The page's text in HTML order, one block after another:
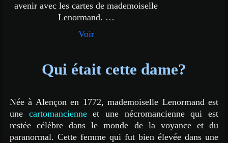
Horoscope gratuit
Voyance par Téléphone
avenir avec les cartes de mademoiselle
Lenormand. …
Voir
Qui était cette dame?
Née à Alençon en 1772, mademoiselle Lenormand est
une cartomancienneet une nécromancienne qui est
restée célèbre dans le monde de la voyance et du
paranormal. Cette femme qui fut bien élevée dans une